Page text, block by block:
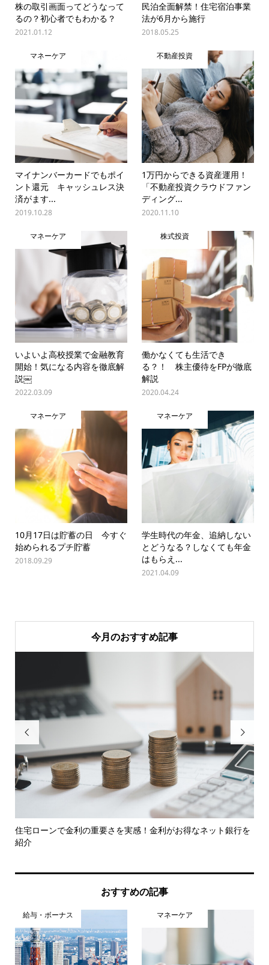
株の取引画面ってどうなって
るの？初心者でもわかる？
2021.01.12
民泊全面解禁！住宅宿泊事業
法が6月から施行
2018.05.25
マネーケア
マイナンバーカードでもポイ
ント還元 キャッシュレス決
済がます...
2019.10.28
不動産投資
1万円からできる資産運用！
「不動産投資クラウドファン
ディング...
2020.11.10
マネーケア
いよいよ高校授業で金融教育
開始！気になる内容を徹底解
説￼
2022.03.09
株式投資
働かなくても生活でき
る？！ 株主優待をFPが徹底
解説
2020.04.24
マネーケア
10月17日は貯蓄の日 今すぐ
始められるプチ貯蓄
2018.09.29
マネーケア
学生時代の年金、追納しない
とどうなる？しなくても年金
はもらえ...
2021.04.09
今月のおすすめ記事

住宅ローンで金利の重要さを実感！金利がお得なネット銀行を
紹介

おすすめの記事
給与・ボーナス マネーケア